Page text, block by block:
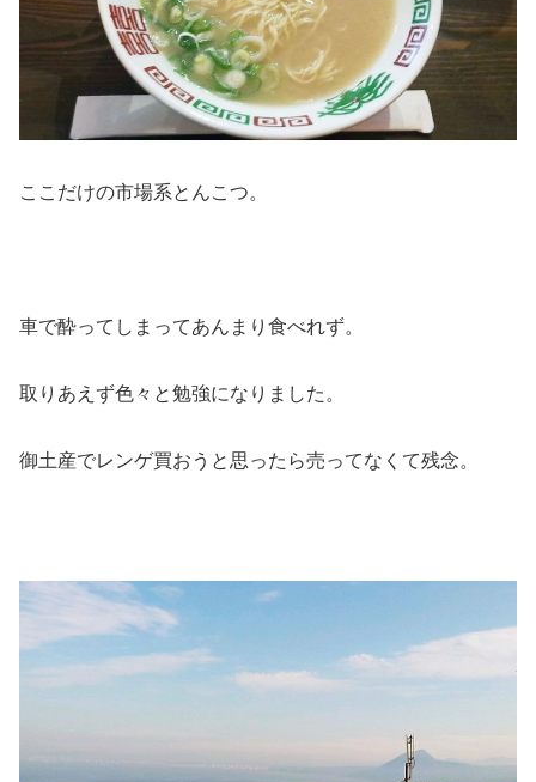
ここだけの市場系とんこつ。
車で酔ってしまってあんまり食べれず。
取りあえず色々と勉強になりました。
御土産でレンゲ買おうと思ったら売ってなくて残念。